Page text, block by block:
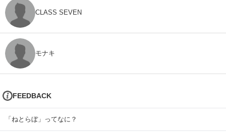
CLASS SEVEN
モナキ
FEEDBACK
「ねとらぼ」ってなに？